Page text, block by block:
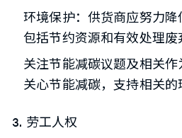
环境保护：供货商应努力降
包括节约资源和有效处理废
关注节能减碳议题及相关
关心节能减碳，支持相关的
劳工人权